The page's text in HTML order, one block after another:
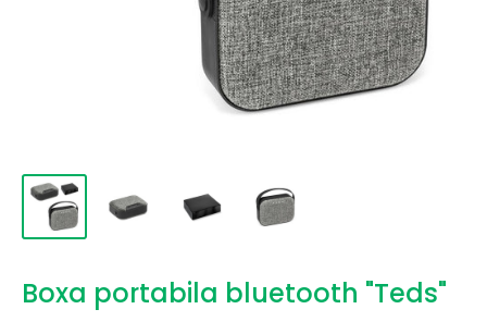
Boxa portabila bluetooth "Teds"